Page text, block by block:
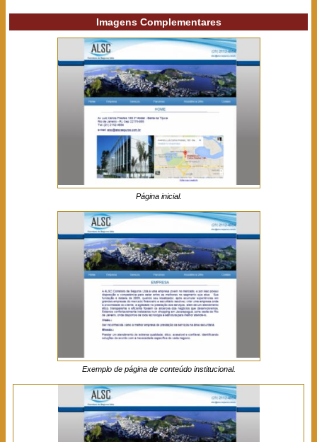
Imagens Complementares
Página inicial.
Exemplo de página de conteúdo institucional.